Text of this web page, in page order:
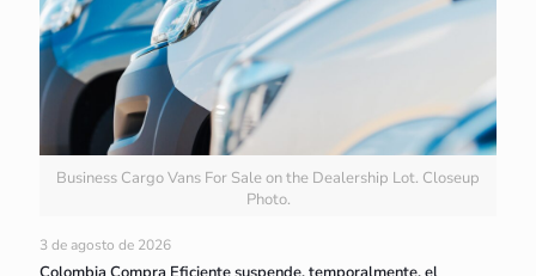
Business Cargo Vans For Sale on the Dealership Lot. Closeup
Photo.
3 de agosto de 2026